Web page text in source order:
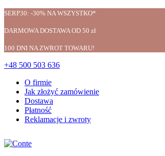
SERP30: -30% NA WSZYSTKO*
DARMOWA DOSTAWA OD 50 zł
100 DNI NA ZWROT TOWARU!
+48 500 503 636
O firmie
Jak złożyć zamówienie
Dostawa
Płatność
Reklamacje i zwroty